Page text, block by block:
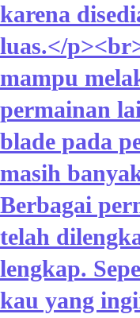
karena
luas.</
mampu
permainan
blade pada
masih
Berbagai
telah
lengkap.
kau yang